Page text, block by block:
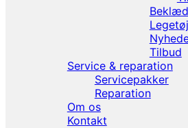
Legetøj
Tilbud
Service & reparation
Servicepakker
Reparation
Om os
Kontakt